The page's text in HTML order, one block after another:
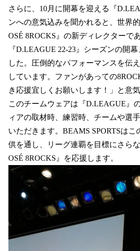
さらに、10月に開幕を迎える​『
ンへの意気込みを聞かれると、世界
OSÉ 8ROCKS』の新ディレクターで
『D.LEAGUE 22-23』シーズンの開
した。圧倒的なパフォーマンスを伝
しています。ファンがあっての
き応援宜しくお願いします！」と意気
このチームウェアは『D.LEAGUE』
ィアの取材時、練習時、チームや選
いただきます。BEAMS SPORTSは
供を通し、リーグ連覇を目標にさら
OSÉ 8ROCKS』を応援します。